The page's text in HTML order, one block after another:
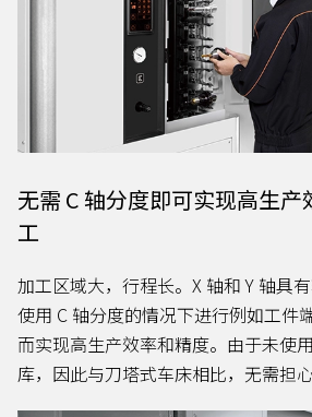
无需 C 轴分度即可实现高生
工
加工区域大，行程长。X 轴和 Y 轴具
使用 C 轴分度的情况下进行例如工件
而实现高生产效率和精度。由于未使
库，因此与刀塔式车床相比，无需担